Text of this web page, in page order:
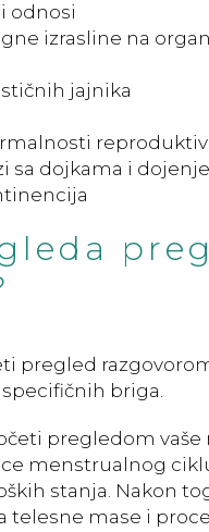
odnosi
izrasline na
jajnika
sa dojkama i
pregled
briga.
pregledom
menstrualnog
stanja. Nakon
telesne mase i